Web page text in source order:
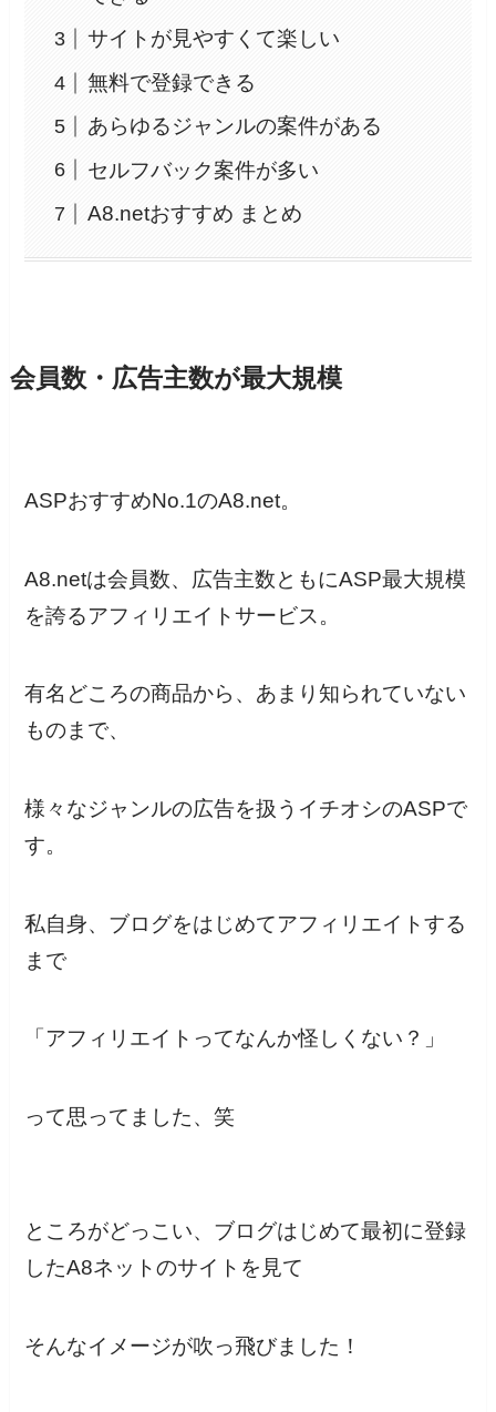
サイトが見やすくて楽しい
無料で登録できる
あらゆるジャンルの案件がある
セルフバック案件が多い
A8.netおすすめ まとめ
会員数・広告主数が最大規模
ASPおすすめNo.1のA8.net。
A8.netは会員数、広告主数ともにASP最大規模
を誇るアフィリエイトサービス。
有名どころの商品から、あまり知られていない
ものまで、
様々なジャンルの広告を扱うイチオシのASPで
す。
私自身、ブログをはじめてアフィリエイトする
まで
「アフィリエイトってなんか怪しくない？」
って思ってました、笑
ところがどっこい、ブログはじめて最初に登録
したA8ネットのサイトを見て
そんなイメージが吹っ飛びました！